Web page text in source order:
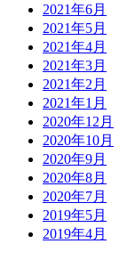
2021年6月
2021年5月
2021年4月
2021年3月
2021年2月
2021年1月
2020年12月
2020年10月
2020年9月
2020年8月
2020年7月
2019年5月
2019年4月